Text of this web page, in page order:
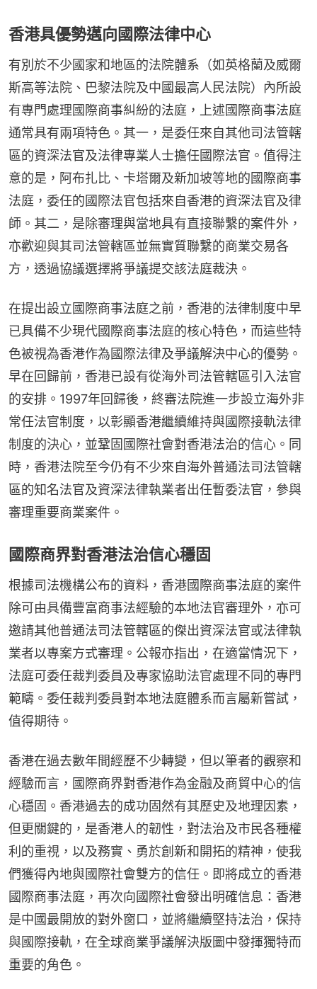
香港具優勢邁向國際法律中心
有別於不少國家和地區的法院體系（如英格蘭及威爾
斯高等法院、巴黎法院及中國最高人民法院）內所設
有專門處理國際商事糾紛的法庭，上述國際商事法庭
通常具有兩項特色。其一，是委任來自其他司法管轄
區的資深法官及法律專業人士擔任國際法官。值得注
意的是，阿布扎比、卡塔爾及新加坡等地的國際商事
法庭，委任的國際法官包括來自香港的資深法官及律
師。其二，是除審理與當地具有直接聯繫的案件外，
亦歡迎與其司法管轄區並無實質聯繫的商業交易各
方，透過協議選擇將爭議提交該法庭裁決。
在提出設立國際商事法庭之前，香港的法律制度中早
已具備不少現代國際商事法庭的核心特色，而這些特
色被視為香港作為國際法律及爭議解決中心的優勢。
早在回歸前，香港已設有從海外司法管轄區引入法官
的安排。1997年回歸後，終審法院進一步設立海外非
常任法官制度，以彰顯香港繼續維持與國際接軌法律
制度的決心，並鞏固國際社會對香港法治的信心。同
時，香港法院至今仍有不少來自海外普通法司法管轄
區的知名法官及資深法律執業者出任暫委法官，參與
審理重要商業案件。
國際商界對香港法治信心穩固
根據司法機構公布的資料，香港國際商事法庭的案件
除可由具備豐富商事法經驗的本地法官審理外，亦可
邀請其他普通法司法管轄區的傑出資深法官或法律執
業者以專案方式審理。公報亦指出，在適當情況下，
法庭可委任裁判委員及專家協助法官處理不同的專門
範疇。委任裁判委員對本地法庭體系而言屬新嘗試，
值得期待。
香港在過去數年間經歷不少轉變，但以筆者的觀察和
經驗而言，國際商界對香港作為金融及商貿中心的信
心穩固。香港過去的成功固然有其歷史及地理因素，
但更關鍵的，是香港人的韌性，對法治及市民各種權
利的重視，以及務實、勇於創新和開拓的精神，使我
們獲得內地與國際社會雙方的信任。即將成立的香港
國際商事法庭，再次向國際社會發出明確信息：香港
是中國最開放的對外窗口，並將繼續堅持法治，保持
與國際接軌，在全球商業爭議解決版圖中發揮獨特而
重要的角色。